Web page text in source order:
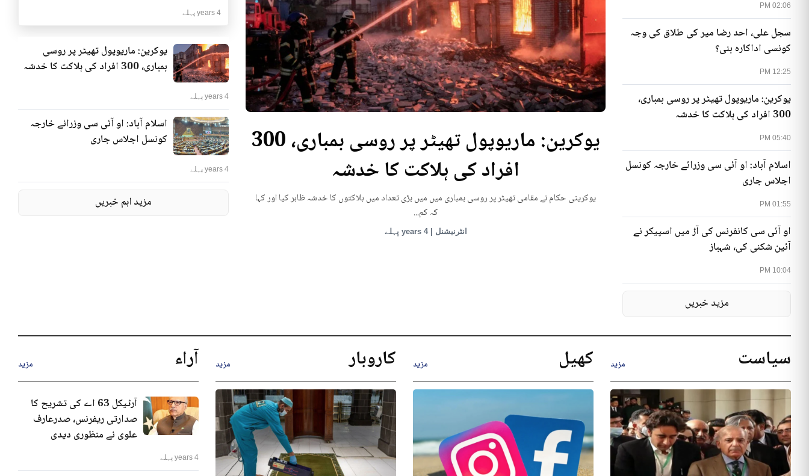
02:06 PM
12:25 PM
سجل علی، احد رضا میر کی طلاق کی وجہ
کونسی اداکارہ بنی؟
05:40 PM
یوکرین: ماریوپول تھیٹر پر روسی بمباری،
300 افراد کی ہلاکت کا خدشہ
01:55 PM
اسلام آباد: او آئی سی وزرائے خارجہ کونسل
اجلاس جاری
10:04 PM
او آئی سی کانفرنس کی آڑ میں اسپیکر نے
آئین شکنی کی، شہباز
مزید خبریں
یوکرین: ماریوپول تھیٹر پر روسی بمباری، 300
افراد کی ہلاکت کا خدشہ
یوکرینی حکام نے مقامی تھیٹر پر روسی بمباری میں میں بڑی تعداد میں ہلاکتوں کا خدشہ ظاہر کیا اور کہا
کہ کم...
انٹرنیشنل | 4 years پہلے
4 years پہلے
یوکرین: ماریوپول تھیٹر پر روسی
بمباری، 300 افراد کی ہلاکت کا خدشہ
4 years پہلے
اسلام آباد: او آئی سی وزرائے خارجہ
کونسل اجلاس جاری
4 years پہلے
مزید اہم خبریں
سیاست مزید کھیل مزید کاروبار مزید آراء مزید
آرٹیکل 63 اے کی تشریح کا
صدارتی ریفرنس، صدرعارف
علوی نے منظوری دیدی
4 years پہلے